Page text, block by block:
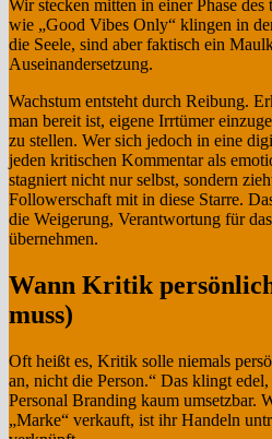
Wir stecken mitten in einer Phase
wie „Good Vibes Only“ klingen in
die Seele, sind aber faktisch ein
Auseinandersetzung.
Wachstum entsteht durch Reibung.
man bereit ist, eigene Irrtümer
zu stellen. Wer sich jedoch in eine
jeden kritischen Kommentar als
stagniert nicht nur selbst, sondern
Followerschaft mit in diese Starre.
die Weigerung, Verantwortung für
übernehmen.
Wann Kritik
muss)
Oft heißt es, Kritik solle niemals
an, nicht die Person.“ Das klingt
Personal Branding kaum umsetzbar.
„Marke“ verkauft, ist ihr Handeln